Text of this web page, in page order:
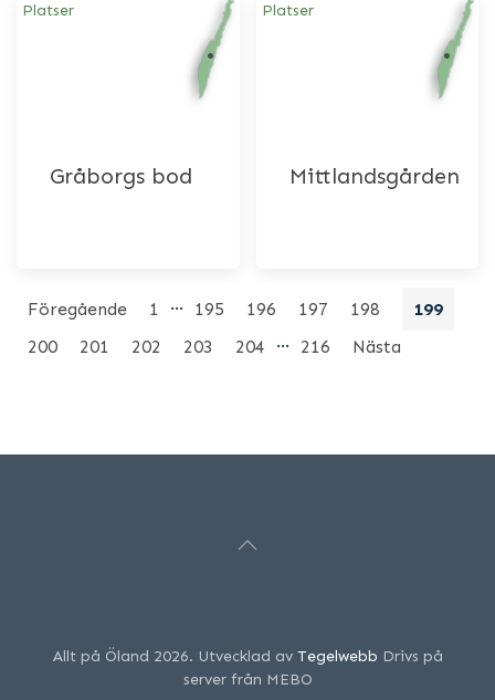
Platser
Gråborgs bod
Platser
Mittlandsgården
Föregående 1 … 195 196 197 198
199
200
201 202 203 204 … 216 Nästa
Allt på Öland 2026. Utvecklad av Tegelwebb Drivs på
server från MEBO